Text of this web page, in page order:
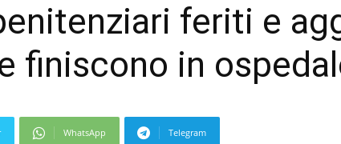
feriti e
finiscono in
WhatsApp Telegram